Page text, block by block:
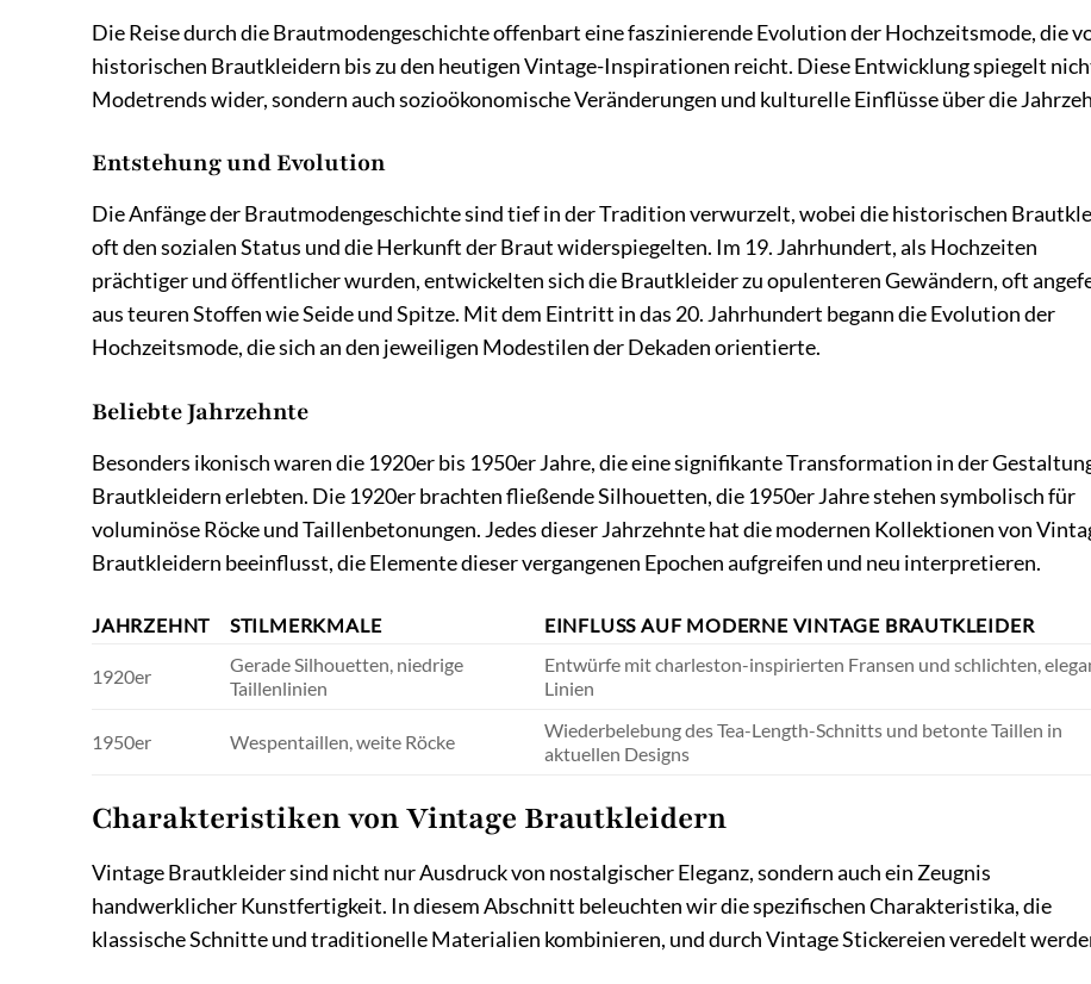
Die Reise durch die Brautmodengeschichte offenbart eine faszinierende Evolution der Hochzeitsmode, die
historischen Brautkleidern bis zu den heutigen Vintage-Inspirationen reicht. Diese Entwicklung spiegelt
Modetrends wider, sondern auch sozioökonomische Veränderungen und kulturelle Einflüsse über die
Entstehung und Evolution
Die Anfänge der Brautmodengeschichte sind tief in der Tradition verwurzelt, wobei die historischen
oft den sozialen Status und die Herkunft der Braut widerspiegelten. Im 19. Jahrhundert, als Hochzeiten
prächtiger und öffentlicher wurden, entwickelten sich die Brautkleider zu opulenteren Gewändern, oft
aus teuren Stoffen wie Seide und Spitze. Mit dem Eintritt in das 20. Jahrhundert begann die Evolution der
Hochzeitsmode, die sich an den jeweiligen Modestilen der Dekaden orientierte.
Beliebte Jahrzehnte
Besonders ikonisch waren die 1920er bis 1950er Jahre, die eine signifikante Transformation in der
Brautkleidern erlebten. Die 1920er brachten fließende Silhouetten, die 1950er Jahre stehen symbolisch für
voluminöse Röcke und Taillenbetonungen. Jedes dieser Jahrzehnte hat die modernen Kollektionen von
Brautkleidern beeinflusst, die Elemente dieser vergangenen Epochen aufgreifen und neu interpretieren.
JAHRZEHNT STILMERKMALE EINFLUSS AUF MODERNE VINTAGE BRAUTKLEIDER
1920er
Gerade Silhouetten, niedrige
Taillenlinien
Entwürfe mit charleston-inspirierten Fransen und schlichten,
Linien
1950er Wespentaillen, weite Röcke
Wiederbelebung des Tea-Length-Schnitts und betonte Taillen in
aktuellen Designs
Charakteristiken von Vintage Brautkleidern
Vintage Brautkleider sind nicht nur Ausdruck von nostalgischer Eleganz, sondern auch ein Zeugnis
handwerklicher Kunstfertigkeit. In diesem Abschnitt beleuchten wir die spezifischen Charakteristika, die
klassische Schnitte und traditionelle Materialien kombinieren, und durch Vintage Stickereien veredelt